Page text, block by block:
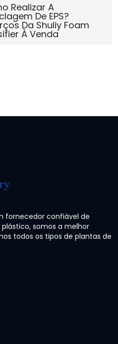
Realizar A
De EPS?
Da Shuliy Foam
À Venda
fornecedor confiável de
somos a melhor
todos os tipos de plantas de